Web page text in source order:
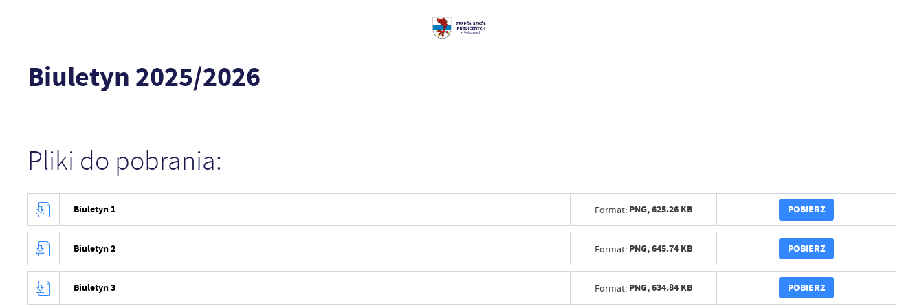
Biuletyn 2025/2026
Pliki do pobrania:
Biuletyn 1 Format: PNG,625.26 KB POBIERZ
Biuletyn 2 Format: PNG,645.74 KB POBIERZ
Biuletyn 3 Format: PNG,634.84 KB POBIERZ